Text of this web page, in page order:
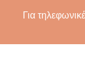
Για